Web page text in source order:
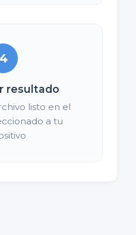
4
resultado
listo en el
a tu